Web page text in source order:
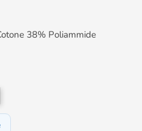
38% Poliammide